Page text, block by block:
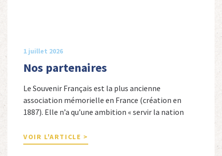
1 juillet 2026
Nos partenaires
Le Souvenir Français est la plus ancienne
association mémorielle en France (création en
1887). Elle n’a qu’une ambition « servir la nation
nationale de la France. Afin d’atteindre cet objectif,
Le Souvenir Français entretient des liens amicaux
VOIR L'ARTICLE >